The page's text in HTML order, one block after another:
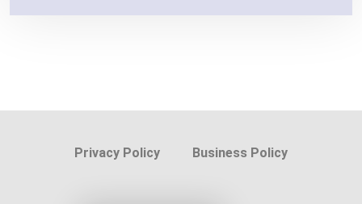
Privacy Policy Business Policy